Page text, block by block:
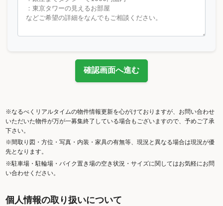
確認画面へ進む
※なるべくリアルタイムの物件情報更新を心がけておりますが、お問い合わせ
いただいた物件が万が一募集終了している場合もございますので、予めご了承
下さい。
※間取り図・方位・写真・内装・家具の有無等、現況と異なる場合は現況が優
先となります。
※駐車場・駐輪場・バイク置き場の空き状況・サイズに関してはお気軽にお問
い合わせください。
個人情報の取り扱いについて